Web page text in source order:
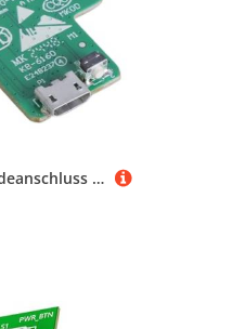
Azxcvbnm USB Ladeanschluss Ersatzschaltkarton Für Link 10 Hörreparatur 40-Link10-Usd2g Teile Grün Grün